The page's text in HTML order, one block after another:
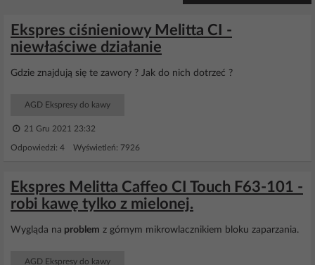
Ekspres ciśnieniowy Melitta CI -
niewłaściwe działanie
Gdzie znajdują się te zawory ? Jak do nich dotrzeć ?
AGD Ekspresy do kawy
21 Gru 2021 23:32
Odpowiedzi: 4 Wyświetleń: 7926
Ekspres Melitta Caffeo CI Touch F63-101 -
robi kawę tylko z mielonej.
Wygląda na problem z górnym mikrowlacznikiem bloku zaparzania.
AGD Ekspresy do kawy